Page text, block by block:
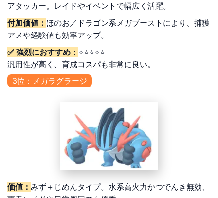
アタッカー。レイドやイベントで幅広く活躍。
付加価値： ほのお／ドラゴン系メガブーストにより、捕獲
アメや経験値も効率アップ。
✅ 強烈におすすめ： ⭐⭐⭐⭐⭐
汎用性が高く、育成コスパも非常に良い。
3位：メガラグラージ
価値： みず＋じめんタイプ。水系高火力かつでんき無効、